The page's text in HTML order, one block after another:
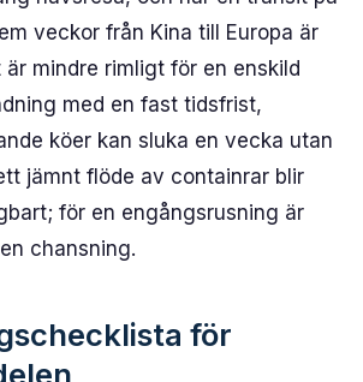
veckor från Kina till Europa är
mindre rimligt för en enskild
med en fast tidsfrist,
köer kan sluka en vecka utan
jämnt flöde av containrar blir
för en engångsrusning är
chansning.
för